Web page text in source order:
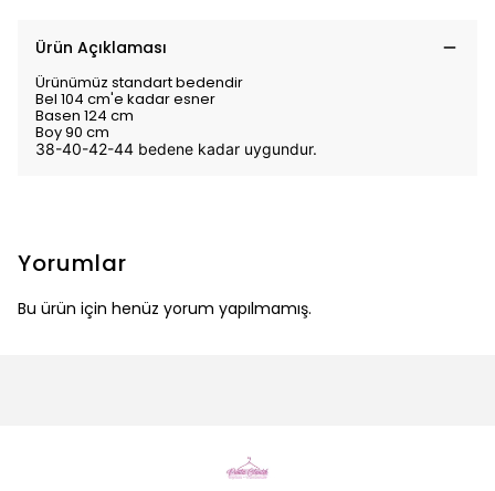
Ürün Açıklaması
Ürünümüz standart bedendir
Bel 104 cm'e kadar esner
Basen 124 cm
Boy 90 cm
38-40-42-44 bedene kadar uygundur.
Yorumlar
Bu ürün için henüz yorum yapılmamış.